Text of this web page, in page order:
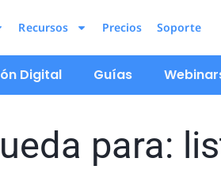
Recursos Precios Soporte
Digital Guías
para: